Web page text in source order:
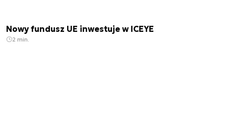
Nowy fundusz UE inwestuje w ICEYE
2 min.